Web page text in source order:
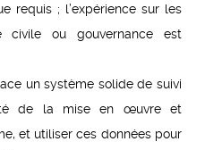
requis ; l’expérience sur les
ou gouvernance est
un système solide de suivi
de la mise en œuvre et
et utiliser ces données pour